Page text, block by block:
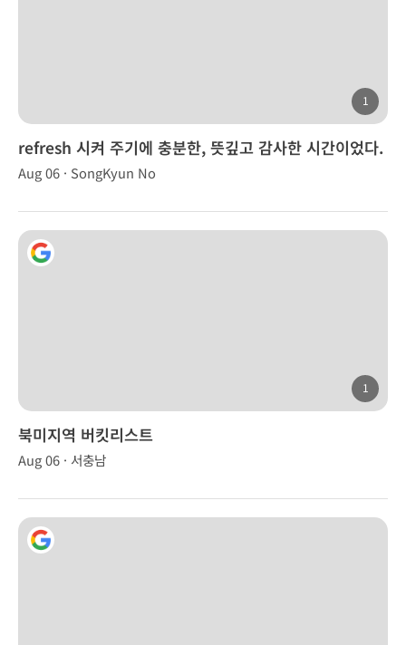
1
refresh 시켜 주기에 충분한, 뜻깊고 감사한 시간이었다.
Aug 06 · SongKyun No
1
북미지역 버킷리스트
Aug 06 · 서충남